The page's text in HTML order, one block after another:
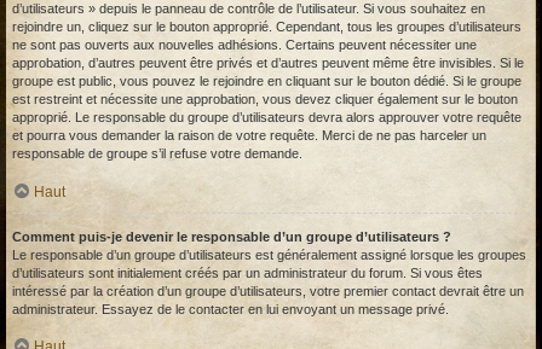
d’utilisateurs » depuis le panneau de contrôle de l’utilisateur. Si vous souhaitez en
rejoindre un, cliquez sur le bouton approprié. Cependant, tous les groupes d’utilisateurs
ne sont pas ouverts aux nouvelles adhésions. Certains peuvent nécessiter une
approbation, d’autres peuvent être privés et d’autres peuvent même être invisibles. Si le
groupe est public, vous pouvez le rejoindre en cliquant sur le bouton dédié. Si le groupe
est restreint et nécessite une approbation, vous devez cliquer également sur le bouton
approprié. Le responsable du groupe d’utilisateurs devra alors approuver votre requête
et pourra vous demander la raison de votre requête. Merci de ne pas harceler un
responsable de groupe s’il refuse votre demande.
Haut
Comment puis-je devenir le responsable d’un groupe d’utilisateurs ?
Le responsable d’un groupe d’utilisateurs est généralement assigné lorsque les groupes
d’utilisateurs sont initialement créés par un administrateur du forum. Si vous êtes
intéressé par la création d’un groupe d’utilisateurs, votre premier contact devrait être un
administrateur. Essayez de le contacter en lui envoyant un message privé.